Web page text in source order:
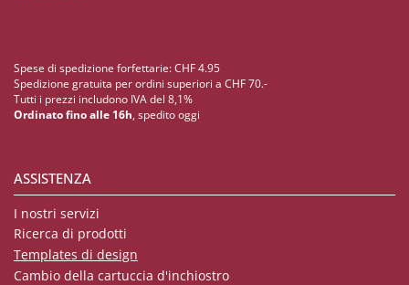
Spese di spedizione forfettarie: CHF 4.95
Spedizione gratuita per ordini superiori a CHF 70.-
Tutti i prezzi includono IVA del 8,1%
Ordinato fino alle 16h, spedito oggi
ASSISTENZA
I nostri servizi
Ricerca di prodotti
Templates di design
Cambio della cartuccia d'inchiostro